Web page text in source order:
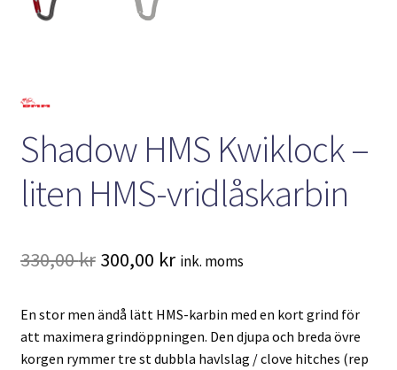
Shadow HMS Kwiklock –
liten HMS-vridlåskarbin
330,00kr Det
priset
var:
300,00 krDet
priset
är:
ink. moms
En stor men ändå lätt HMS-karbin med en kort grind för
att maximera grindöppningen. Den djupa och breda övre
korgen rymmer tre st dubbla havlslag / clove hitches (rep